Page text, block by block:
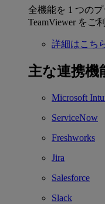
全機能を 1 つの
TeamViewer をご
詳細はこち
主な連携機
Microsoft
ServiceNow
Freshworks
Jira
Salesforce
Slack